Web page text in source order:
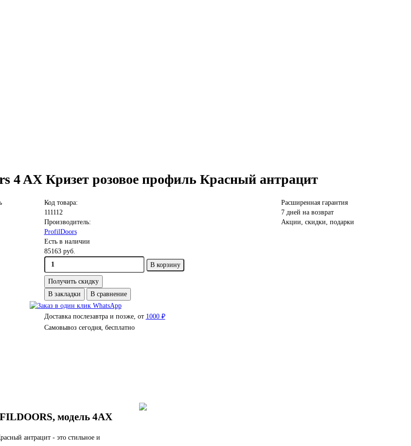
4 AX Кризет розовое профиль Красный антрацит
Код товара:
111112
Производитель:
ProfilDoors
Есть в наличии
85163 руб.
В корзину
Получить скидку
В закладки
В сравнение
Доставка послезавтра и позже, от 1000 ₽
Самовывоз сегодня, бесплатно
Расширенная гарантия
7 дней на возврат
Акции, скидки, подарки
модель 4AX
антрацит - это стильное и